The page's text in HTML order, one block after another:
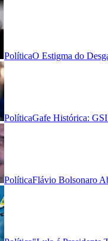
PolíticaO Estigma do
PolíticaGafe Histórica:
PolíticaFlávio Bolsonaro